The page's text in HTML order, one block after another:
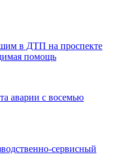
в ДТП на проспекте
помощь
аварии с восемью
сервисный